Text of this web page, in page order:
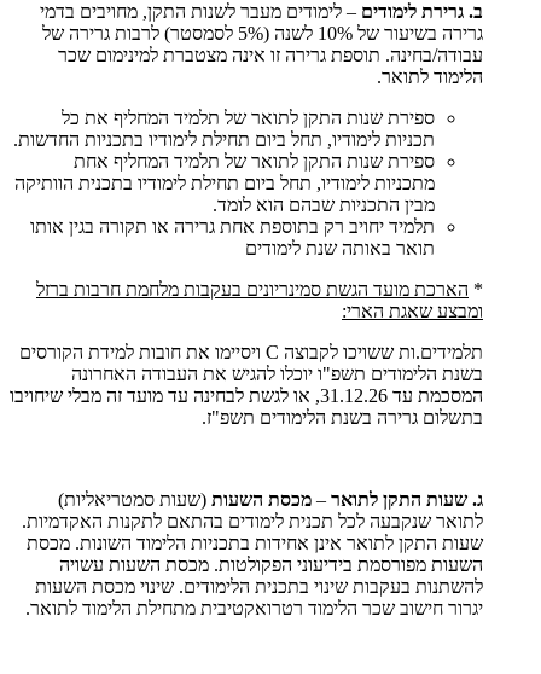
ב. גרירת לימודים – לימודים מעבר לשנות התקן, מחויבים בדמי
גרירה בשיעור של 10% לשנה (5% לסמסטר) לרבות גרירה של
עבודה/בחינה. תוספת גרירה זו אינה מצטברת למינימום שכר
הלימוד לתואר.
ספירת שנות התקן לתואר של תלמיד המחליף את כל
תכניות לימודיו, תחל ביום תחילת לימודיו בתכניות החדשות.
ספירת שנות התקן לתואר של תלמיד המחליף אחת
מתכניות לימודיו, תחל ביום תחילת לימודיו בתכנית הוותיקה
מבין התכניות שבהם הוא לומד.
תלמיד יחויב רק בתוספת אחת גרירה או תקורה בגין אותו
תואר באותה שנת לימודים
* הארכת מועד הגשת סמינריונים בעקבות מלחמת חרבות ברזל
ומבצע שאגת הארי:
תלמידים.ות ששויכו לקבוצה C ויסיימו את חובות למידת הקורסים
בשנת הלימודים תשפ"ו יוכלו להגיש את העבודה האחרונה
המסכמת עד 31.12.26, או לגשת לבחינה עד מועד זה מבלי שיחויבו
בתשלום גרירה בשנת הלימודים תשפ"ז.
ג. שעות התקן לתואר – מכסת השעות (שעות סמטריאליות)
לתואר שנקבעה לכל תכנית לימודים בהתאם לתקנות האקדמיות.
שעות התקן לתואר אינן אחידות בתכניות הלימוד השונות. מכסת
השעות מפורסמת בידיעוני הפקולטות. מכסת השעות עשויה
להשתנות בעקבות שינוי בתכנית הלימודים. שינוי מכסת השעות
יגרור חישוב שכר הלימוד רטרואקטיבית מתחילת הלימוד לתואר.